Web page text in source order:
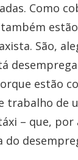
Como
São,
estão
trabalho de
– que,
do